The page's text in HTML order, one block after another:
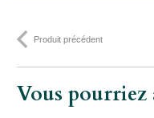
POLYAMIDE
SANS
Produit précédent
Vous